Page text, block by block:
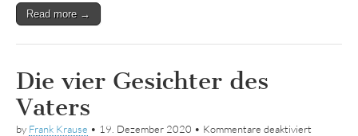
Read more →
Die vier Gesichter des
Vaters
by Frank Krause • 19. Dezember 2020 • Kommentare deaktiviert